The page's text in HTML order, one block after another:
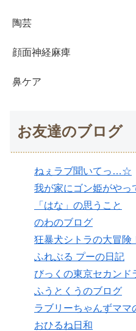
陶芸
顔面神経麻痺
鼻ケア
お友達のブログ
ねぇラブ聞いてっ…☆
我が家にゴン姫がやっ
「はな」の思うこと
のわのブログ
狂暴犬シトラの大冒険
ふれぶる プーの日記
びっくの東京セカンド
ふうとくうのブログ
ラブリーちゃんずママ
おひるね日和